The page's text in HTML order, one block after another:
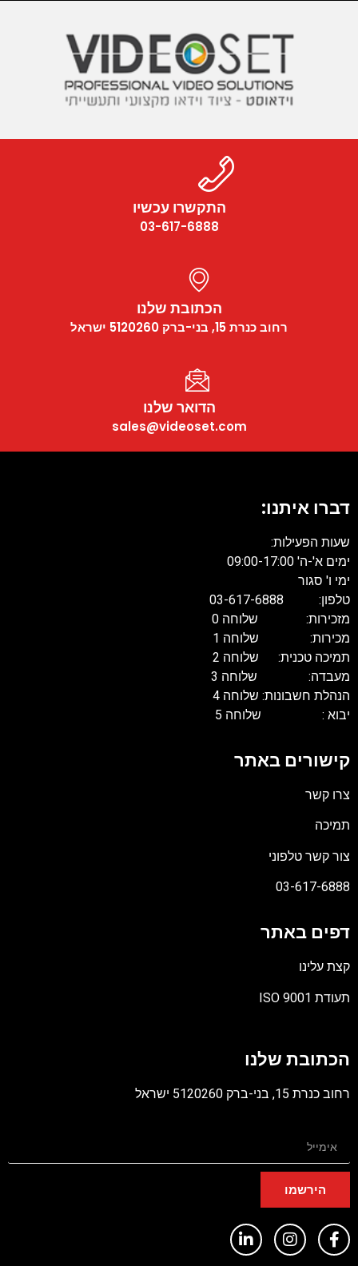
התקשרו עכשיו
03-617-6888
הכתובת שלנו
רחוב כנרת 15, בני-ברק 5120260 ישראל
הדואר שלנו
sales@videoset.com
דברו איתנו:
שעות הפעילות:
ימים א'-ה' 09:00-17:00
ימי ו' סגור
טלפון: 03-617-6888
מזכירות: שלוחה 0
מכירות: שלוחה 1
תמיכה טכנית: שלוחה 2
מעבדה: שלוחה 3
הנהלת חשבונות: שלוחה 4
יבוא : שלוחה 5
קישורים באתר
צרו קשר
תמיכה
צור קשר טלפוני
03-617-6888
דפים באתר
קצת עלינו
תעודת ISO 9001
PDF
הכתובת שלנו
רחוב כנרת 15, בני-ברק 5120260 ישראל
הירשמו